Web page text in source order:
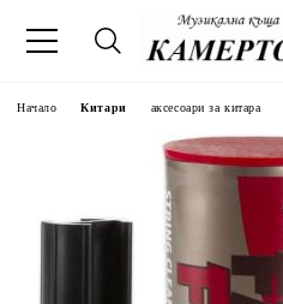
Начало Китари аксесоари за китара